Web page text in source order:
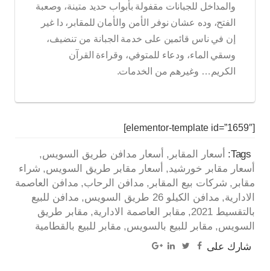
والمداخل للجبانات مقفولة بأبواب حديد متينة، وصعبة
الفتح، وده عشان نوفر الأمن والأمان للمقابر، دا غير
إن في ناس قائمين على خدمة الجبانة من تنضيف،
وسقي الماء، ودعاء للمتوفي، وقراءة القرآن
الكريم… وغيرهم من الخدمات.
[elementor-template id=”1659″]
Tags: أسعار المقابر
أسعار مدافن طريق السويس
أسعار مقابر خورشيد
أسعار مقابر طريق السويس شراء
مقابر
شركات بيع المقابر مدافن الرحاب مدافن العاصمة
الادارية مدافن الكيلو 26 طريق السويس
مدافن للبيع
بالتقسيط 2021
مقابر العاصمة الادارية مقابر طريق
السويس مقابر للبيع بالسويس مقابر للبيع بالقطامية
شارك على